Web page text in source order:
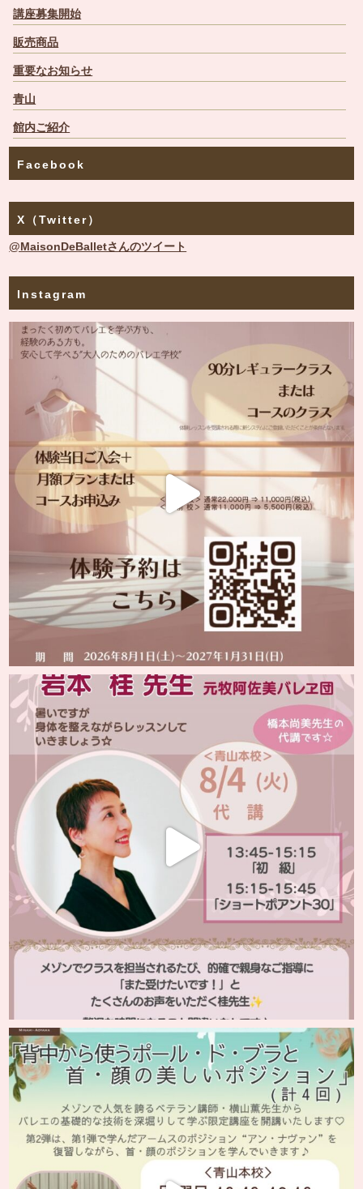
講座募集開始
販売商品
重要なお知らせ
青山
館内ご紹介
Facebook
X（Twitter）
@MaisonDeBalletさんのツイート
Instagram